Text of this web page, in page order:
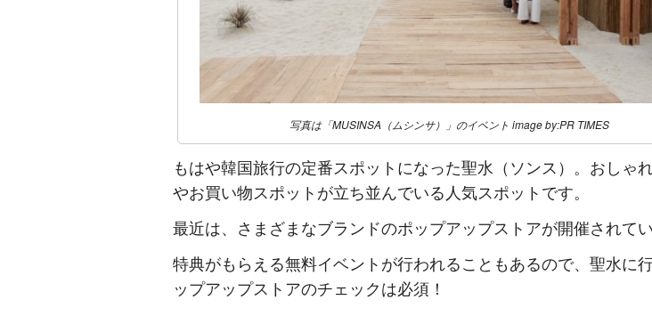
写真は「MUSINSA（ムシンサ）」のイベント image by:PR TIMES
もはや韓国旅行の定番スポットになった聖水（ソンス）。おしゃ
やお買い物スポットが立ち並んでいる人気スポットです。
最近は、さまざまなブランドのポップアップストアが開催されてい
特典がもらえる無料イベントが行われることもあるので、聖水に
ップアップストアのチェックは必須！